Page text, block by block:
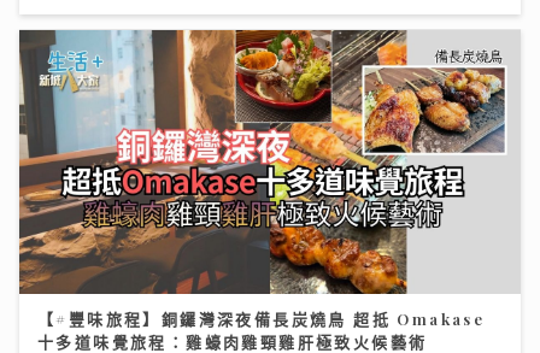
【#豐味旅程】銅鑼灣深夜備長炭燒鳥 超抵 Omakase
十多道味覺旅程：雞蠔肉雞頸雞肝極致火候藝術